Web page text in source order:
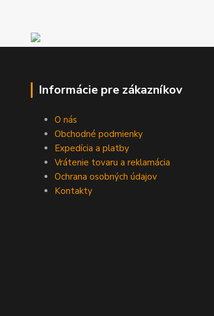
Informácie pre zákazníkov
O nás
Obchodné podmienky
Expedícia a platby
Vrátenie tovaru a reklamácia
Ochrana osobných údajov
Kontakty